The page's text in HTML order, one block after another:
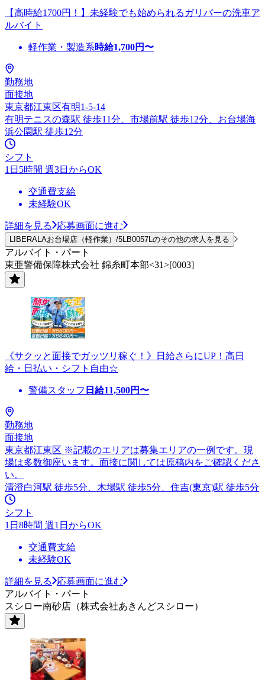
【高時給1700円！】未経験でも始められるガリバーの洗車ア
ルバイト
軽作業・製造系時給1,700円〜
勤務地
面接地
東京都江東区有明1-5-14
有明テニスの森駅 徒歩11分、市場前駅 徒歩12分、お台場海
浜公園駅 徒歩12分
シフト
1日5時間 週3日からOK
交通費支給
未経験OK
詳細を見る 応募画面に進む
LIBERALAお台場店（軽作業）/5LB0057Lのその他の求人を見る
アルバイト・パート
東亜警備保障株式会社 錦糸町本部<31>[0003]
《サクッと面接でガッツリ稼ぐ！》日給さらにUP！高日
給・日払い・シフト自由☆
警備スタッフ 日給11,500円〜
勤務地
面接地
東京都江東区 ※記載のエリアは募集エリアの一例です。現
場は多数御座います。面接に関しては原稿内をご確認くださ
い。
清澄白河駅 徒歩5分、木場駅 徒歩5分、住吉(東京)駅 徒歩5分
シフト
1日8時間 週1日からOK
交通費支給
未経験OK
詳細を見る
応募画面に進む
アルバイト・パート
スシロー南砂店（株式会社あきんどスシロー）